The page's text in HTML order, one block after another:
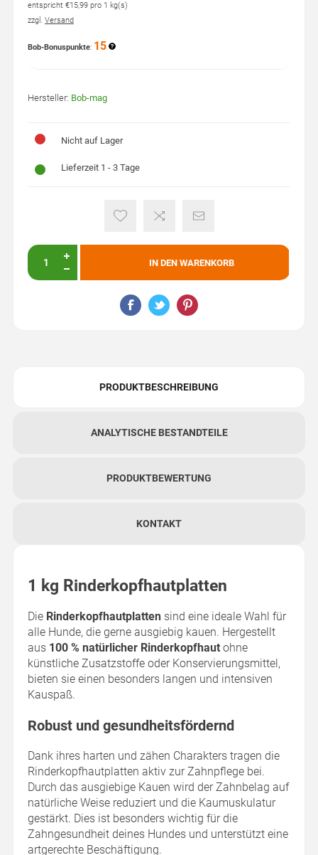
entspricht €15,99 pro 1 kg(s)
zzgl. Versand
Bob-Bonuspunkte: 15
Hersteller: Bob-mag
Nicht auf Lager
Lieferzeit 1 - 3 Tage
IN DEN WARENKORB
PRODUKTBESCHREIBUNG
ANALYTISCHE BESTANDTEILE
PRODUKTBEWERTUNG
KONTAKT
1 kg Rinderkopfhautplatten
Die Rinderkopfhautplatten sind eine ideale Wahl für
alle Hunde, die gerne ausgiebig kauen. Hergestellt
aus 100 % natürlicher Rinderkopfhaut ohne
künstliche Zusatzstoffe oder Konservierungsmittel,
bieten sie einen besonders langen und intensiven
Kauspaß.
Robust und gesundheitsfördernd
Dank ihres harten und zähen Charakters tragen die
Rinderkopfhautplatten aktiv zur Zahnpflege bei.
Durch das ausgiebige Kauen wird der Zahnbelag auf
natürliche Weise reduziert und die Kaumuskulatur
gestärkt. Dies ist besonders wichtig für die
Zahngesundheit deines Hundes und unterstützt eine
artgerechte Beschäftigung.